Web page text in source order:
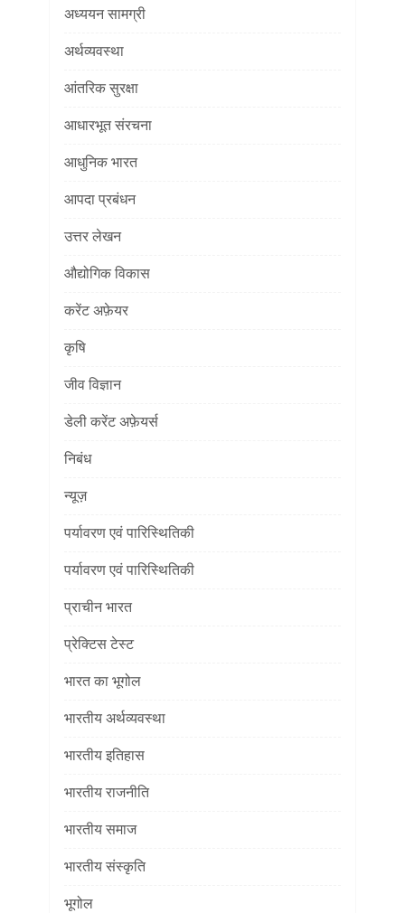
अध्ययन सामग्री
अर्थव्यवस्था
आंतरिक सुरक्षा
आधारभूत संरचना
आधुनिक भारत
आपदा प्रबंधन
उत्तर लेखन
औद्योगिक विकास
करेंट अफ़ेयर
कृषि
जीव विज्ञान
डेली करेंट अफ़ेयर्स
निबंध
न्यूज़
पर्यावरण एवं पारिस्थितिकी
पर्यावरण एवं पारिस्थितिकी
प्राचीन भारत
प्रेक्टिस टेस्ट
भारत का भूगोल
भारतीय अर्थव्यवस्था
भारतीय इतिहास
भारतीय राजनीति
भारतीय समाज
भारतीय संस्कृति
भूगोल